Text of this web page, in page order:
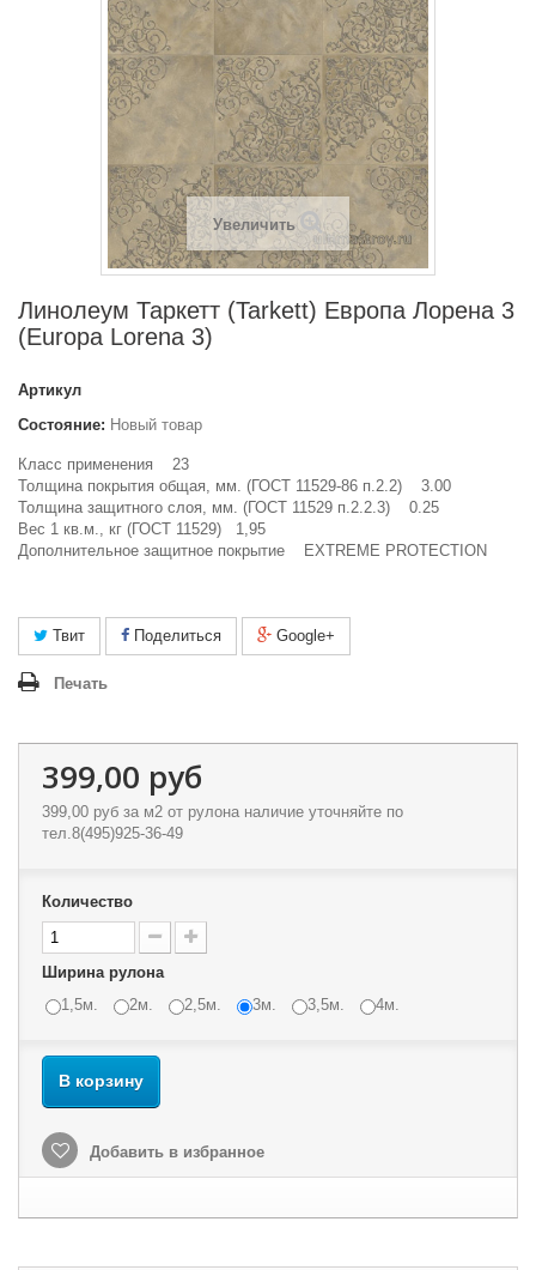
Увеличить
Линолеум Таркетт (Tarkett) Европа Лорена 3
(Europa Lorena 3)
Артикул
Состояние: Новый товар
Класс применения 23
Толщина покрытия общая, мм. (ГОСТ 11529-86 п.2.2) 3.00
Толщина защитного слоя, мм. (ГОСТ 11529 п.2.2.3) 0.25
Вес 1 кв.м., кг (ГОСТ 11529) 1,95
Дополнительное защитное покрытие EXTREME PROTECTION
Твит Поделиться Google+
Печать
399,00 руб
399,00 руб за м2 от рулона наличие уточняйте по
тел.8(495)925-36-49
Количество
Ширина рулона
1,5м.
2м. 2,5м. 3м. 3,5м. 4м.
В корзину
Добавить в избранное